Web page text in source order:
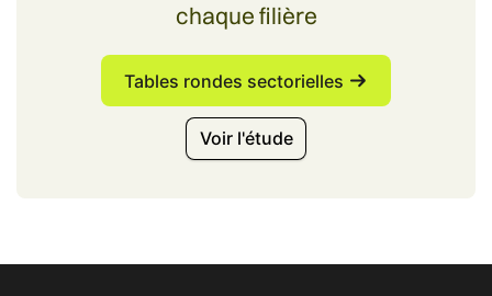
chaque filière
Tables rondes sectorielles
Voir l'étude